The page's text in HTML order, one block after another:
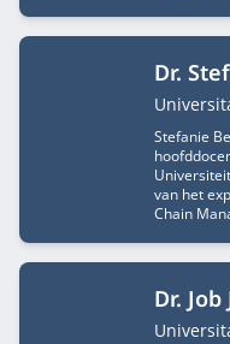
Dr.
Stefanie
van het
Chain
Dr.